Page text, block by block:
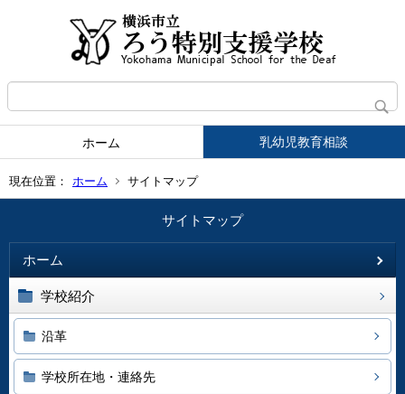
ホーム 乳幼児教育相談
現在位置： ホーム サイトマップ
サイトマップ
ホーム
学校紹介
沿革
学校所在地・連絡先